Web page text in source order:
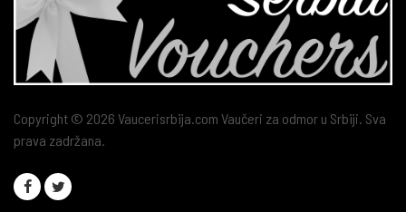
Copyright © 2026 Vaucerisrbija.com Vaučeri za odmor u Srbiji. Sva
prava zadržana.